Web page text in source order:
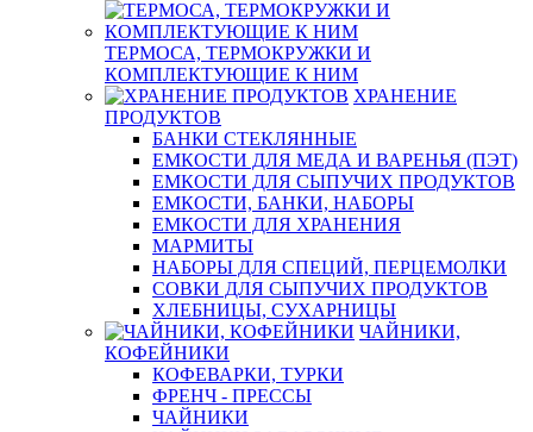
ТЕРМОСА, ТЕРМОКРУЖКИ И
КОМПЛЕКТУЮЩИЕ К НИМ
ХРАНЕНИЕ
ПРОДУКТОВ
БАНКИ СТЕКЛЯННЫЕ
ЕМКОСТИ ДЛЯ МЕДА И ВАРЕНЬЯ (ПЭТ)
ЕМКОСТИ ДЛЯ СЫПУЧИХ ПРОДУКТОВ
ЕМКОСТИ, БАНКИ, НАБОРЫ
ЕМКОСТИ ДЛЯ ХРАНЕНИЯ
МАРМИТЫ
НАБОРЫ ДЛЯ СПЕЦИЙ, ПЕРЦЕМОЛКИ
СОВКИ ДЛЯ СЫПУЧИХ ПРОДУКТОВ
ХЛЕБНИЦЫ, СУХАРНИЦЫ
ЧАЙНИКИ,
КОФЕЙНИКИ
КОФЕВАРКИ, ТУРКИ
ФРЕНЧ - ПРЕССЫ
ЧАЙНИКИ